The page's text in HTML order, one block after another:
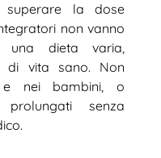
la dose
non vanno
una dieta varia,
di vita sano. Non
e nei bambini, o
senza